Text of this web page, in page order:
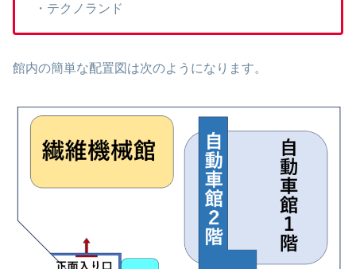
・テクノランド
館内の簡単な配置図は次のようになります。